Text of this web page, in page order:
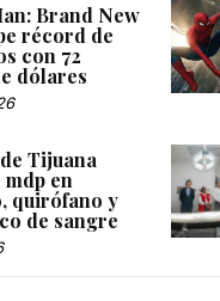
Brand New
récord de
con 72
dólares
Tijuana
en
quirófano y
de sangre